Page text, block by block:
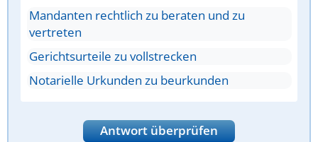
Mandanten rechtlich zu beraten und zu
vertreten
Gerichtsurteile zu vollstrecken
Notarielle Urkunden zu beurkunden
Antwort überprüfen